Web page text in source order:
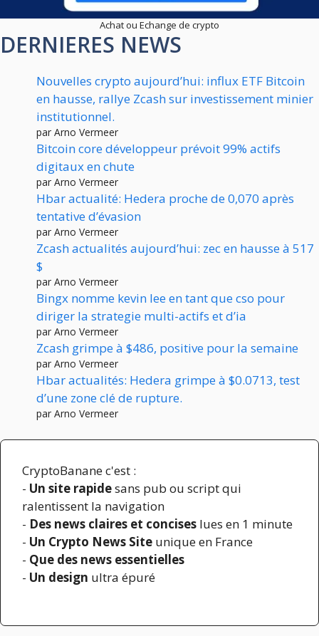
Achat ou Echange de crypto
DERNIERES NEWS
Nouvelles crypto aujourd’hui: influx ETF Bitcoin
en hausse, rallye Zcash sur investissement minier
institutionnel.
par Arno Vermeer
Bitcoin core développeur prévoit 99% actifs
digitaux en chute
par Arno Vermeer
Hbar actualité: Hedera proche de 0,070 après
tentative d’évasion
par Arno Vermeer
Zcash actualités aujourd’hui: zec en hausse à 517
$
par Arno Vermeer
Bingx nomme kevin lee en tant que cso pour
diriger la strategie multi-actifs et d’ia
par Arno Vermeer
Zcash grimpe à $486, positive pour la semaine
par Arno Vermeer
Hbar actualités: Hedera grimpe à $0.0713, test
d’une zone clé de rupture.
par Arno Vermeer
CryptoBanane c'est :
- Un site rapidesans pub ou script qui
ralentissent la navigation
- Des news claires et concises lues en 1 minute
- Un Crypto News Site unique en France
- Que des news essentielles
- Un design ultra épuré